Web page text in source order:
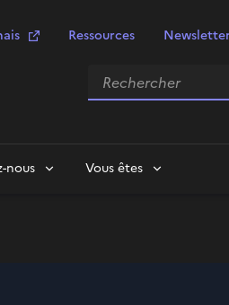
Ressources
Rechercher
nous Vous êtes